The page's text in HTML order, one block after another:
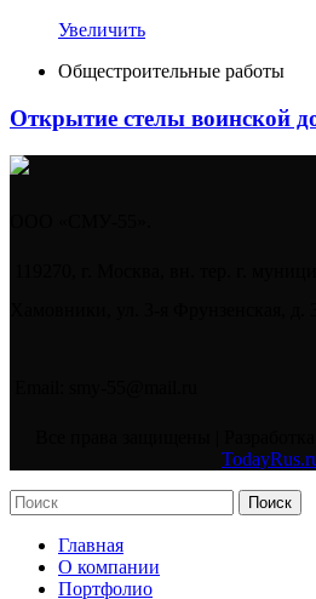
Увеличить
Общестроительные работы
Открытие стелы воинской
Поиск
Главная
О компании
Портфолио